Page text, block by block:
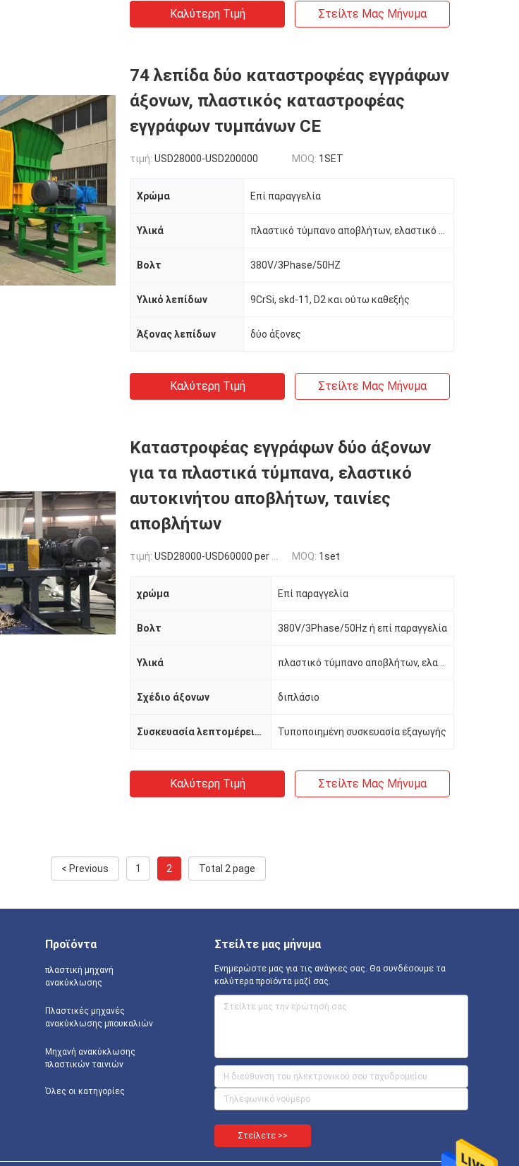
Καλύτερη Τιμή Στείλτε Μας Μήνυμα
74 λεπίδα δύο καταστροφέας εγγράφων
άξονων, πλαστικός καταστροφέας
εγγράφων τυμπάνων CE
τιμή: USD28000-USD200000 MOQ: 1SET
Χρώμα Επί παραγγελία
Υλικά
Βολτ 380V/3Phase/50HZ
Υλικό λεπίδων 9CrSi, skd-11, D2 και ούτω καθεξής
Άξονας λεπίδων δύο άξονες
Καλύτερη Τιμή Στείλτε Μας Μήνυμα
Καταστροφέας εγγράφων δύο άξονων
για τα πλαστικά τύμπανα, ελαστικό
αυτοκινήτου αποβλήτων, ταινίες
αποβλήτων
τιμή: USD28000-USD60000 per set MOQ: 1set
χρώμα Επί παραγγελία
Βολτ 380V/3Phase/50Hz ή επί παραγγελία
Υλικά
Σχέδιο άξονων διπλάσιο
Συσκευασία λεπτομέρειες Τυποποιημένη συσκευασία εξαγωγής
Καλύτερη Τιμή Στείλτε Μας Μήνυμα
< Previous 1 2 Total 2 page
Προϊόντα
πλαστική μηχανή
ανακύκλωσης
Πλαστικές μηχανές
ανακύκλωσης μπουκαλιών
Μηχανή ανακύκλωσης
πλαστικών ταινιών
Όλες οι κατηγορίες
Στείλτε μας μήνυμα
Ενημερώστε μας για τις ανάγκες σας. Θα συνδέσουμε τα
καλύτερα προϊόντα μαζί σας.
Στείλετε >>